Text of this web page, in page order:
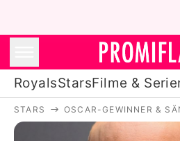
RoyalsStarsFilme &
Royals
STARS OSCAR-GEWINNER &